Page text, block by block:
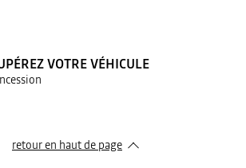
VOTRE VÉHICULE
retour en haut de page​